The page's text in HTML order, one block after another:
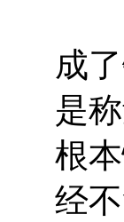
民
成
是
根
经